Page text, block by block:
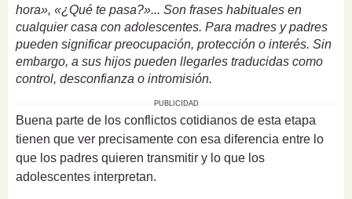
hora», «¿Qué te pasa?»... Son frases habituales en
cualquier casa con adolescentes. Para madres y padres
pueden significar preocupación, protección o interés. Sin
embargo, a sus hijos pueden llegarles traducidas como
control, desconfianza o intromisión.
PUBLICIDAD
Buena parte de los conflictos cotidianos de esta etapa
tienen que ver precisamente con esa diferencia entre lo
que los padres quieren transmitir y lo que los
adolescentes interpretan.